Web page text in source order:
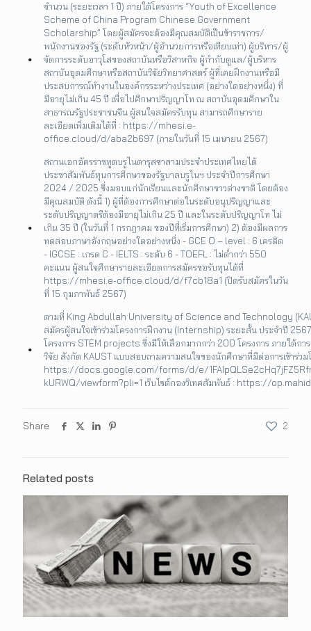
จำนวน (ระยะเวลา 1 ปี) ภายใต้โครงการ “Youth of Excellence
Scheme of China Program Chinese Government
Scholarship” โดยผู้สมัครจะต้องมีคุณสมบัติเป็นข้าราชการ/
พนักงานของรัฐ (ระดับหัวหน้า/ผู้อำนวยการหรือเทียบเท่า) ผู้บริหาร/ผู้
จัดการระดับอาวุโสของสถาบันหรือวิสาหกิจ ผู้กำกับดูแล/ผู้บริหาร
สถาบันอุดมศึกษาหรือสถาบันวิจัยวิทยาศาสตร์ ผู้ที่เคยฝึกงานหรือมี
ประสบการณ์ทำงานในองค์กรระหว่างประเทศ (อย่างใดอย่างหนึ่ง) ที่
มีอายุไม่เกิน 45 ปี เพื่อไปศึกษาปริญญาโท ณ สถาบันอุดมศึกษาใน
สาธารณรัฐประชาชนจีน ผู้สนใจสมัครรับทุน สามารถศึกษาราย
ละเอียดเพิ่มเติมได้ที่ : https://mhesi.e-
office.cloud/d/aba2b697 (ภายในวันที่ 15 เมษายน 2567)
สถานเอกอัครราชทูตบรูไนดารุสซาลามประจำประเทศไทยได้
ประชาสัมพันธ์ทุนการศึกษาของรัฐบาลบรูไนฯ ประจำปีการศึกษา
2024 / 2025 ซึ่งมอบแก่นักเรียนและนักศึกษาชาวต่างชาติ โดยต้อง
มีคุณสมบัติ ดังนี้ 1) ผู้ที่ต้องการศึกษาต่อในระดับอนุปริญญาและ
ระดับปริญญาตรีต้องมีอายุไม่เกิน 25 ปี และในระดับปริญญาโท ไม่
เกิน 35 ปี (ในวันที่ 1 กรกฎาคม ของปีที่เริ่มการศึกษา) 2) ต้องมีผลการ
ทดสอบภาษาอังกฤษอย่างใดอย่างหนึ่ง - GCE O – level : 6 เครดิต
- IGCSE : เกรด C - IELTS : ระดับ 6 - TOEFL : ไม่ต่ำกว่า 550
คะแนน ผู้สนใจศึกษารายละเอียดการสมัครขอรับทุนได้ที่
https://mhesi.e-office.cloud/d/f7cb18a1 (ปิดรับสมัครในวัน
ที่ 15 กุมภาพันธ์ 2567)
ตามที่ King Abdullah University of Science and Technology
สมัครผู้สนใจเข้าร่วมโครงการฝึกงาน (Internship) ระยะสั้น ประจำปี
โครงการ STEM projects ซึ่งมีให้เลือกมากกว่า 200 โครงการ ภายใต้ก
วิจัย สังกัด KAUST แบบสอบถามความสนใจของนักศึกษาที่มีต่อการเข้าร่วม
https://docs.google.com/forms/d/e/
kURWQ/viewform?pli=1 เว็บไซต์กองวิเทศสัมพันธ์ : https://
Share 2
Related posts